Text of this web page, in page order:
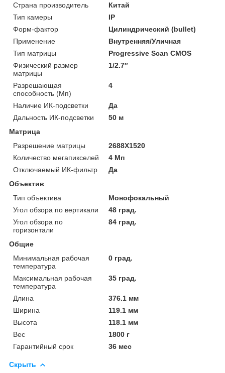
Страна производитель
Китай
Тип камеры
IP
Форм-фактор
Цилиндрический (bullet)
Применение
Внутренняя/Уличная
Тип матрицы
Progressive Scan CMOS
Физический размер
матрицы
1/2.7″
Разрешающая
способность (Мп)
4
Наличие ИК-подсветки
Да
Дальность ИК-подсветки
50 м
Матрица
Разрешение матрицы
2688X1520
Количество мегапикселей
4 Мп
Отключаемый ИК-фильтр
Да
Объектив
Тип объектива
Монофокальный
Угол обзора по вертикали
48 град.
Угол обзора по
горизонтали
84 град.
Общие
Минимальная рабочая
температура
0 град.
Максимальная рабочая
температура
35 град.
Длина
376.1 мм
Ширина
119.1 мм
Высота
118.1 мм
Вес
1800 г
Гарантийный срок
36 мес
Скрыть